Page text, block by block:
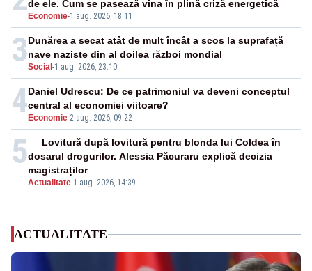
Economie-1 aug. 2026, 18:11
de ele. Cum se pasează vina în plină criză energetică
3Social -1 aug. 2026, 23:10
Dunărea a secat atât de mult încât a scos la suprafață
nave naziste din al doilea război mondial
4 Economie-2 aug. 2026, 09:22
Daniel Udrescu: De ce patrimoniul va deveni conceptul
central al economiei viitoare?
5
Actualitate-1 aug. 2026, 14:39
Lovitură după lovitură pentru blonda lui Coldea în
dosarul drogurilor. Alessia Păcuraru explică decizia
magistraților
ACTUALITATE